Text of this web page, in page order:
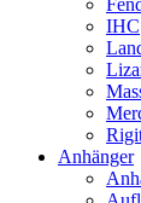
IHC
Anhänger